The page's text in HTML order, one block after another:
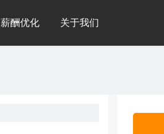
薪酬优化 关于我们